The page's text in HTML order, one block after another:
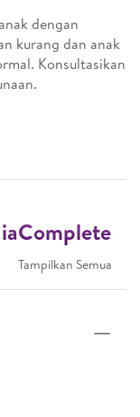
dengan
kurang dan anak
Konsultasikan
Tampilkan Semua